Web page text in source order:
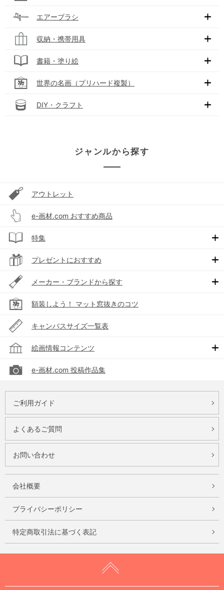
エアーブラシ
収納・携帯用具
書籍・塗り絵
世界の名画（プリハード複製）
DIY・クラフト
ジャンルから探す
アウトレット
e-画材.com おすすめ商品
特集
プレゼントにおすすめ
メーカー・ブランドから探す
額装しよう！ マット窓抜きのコツ
キャンバスサイズ一覧表
絵画情報コンテンツ
e-画材.com 投稿作品集
ご利用ガイド
よくあるご質問
お問い合わせ
会社概要
プライバシーポリシー
特定商取引法に基づく表記